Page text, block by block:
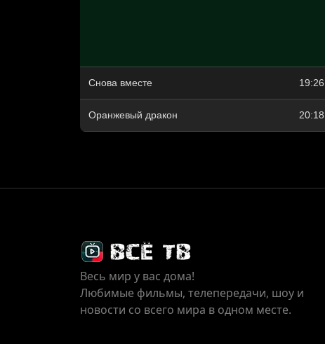
Снова вместе 19:26
Оранжевый дракон 20:18
Весь мир у вас дома!
Любимые фильмы, телепередачи, шоу и
новости со всего мира в одном месте.